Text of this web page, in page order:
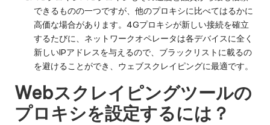
できるものの一つですが、他のプロキシに比べてはるかに
高価な場合があります。4Gプロキシが新しい接続を確立
するたびに、ネットワークオペレータは各デバイスに全く
新しいIPアドレスを与えるので、ブラックリストに載るの
を避けることができ、ウェブスクレイピングに最適です。
Webスクレイピングツールの
プロキシを設定するには？